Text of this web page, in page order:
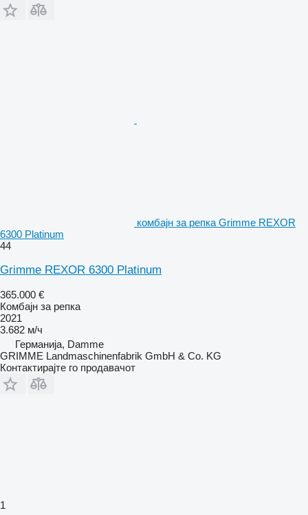
комбајн за репка Grimme REXOR
6300 Platinum
44
Grimme REXOR 6300 Platinum
365.000 €
Комбајн за репка
2021
3.682 м/ч
Германија, Damme
GRIMME Landmaschinenfabrik GmbH & Co. KG
Контактирајте го продавачот
1